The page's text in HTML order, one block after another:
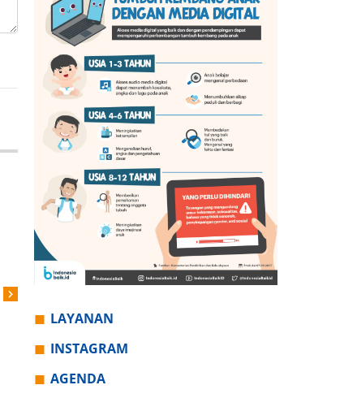
LAYANAN
INSTAGRAM
AGENDA